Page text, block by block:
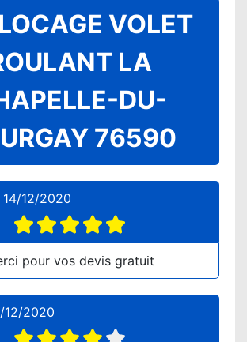
VOLET
LA
DU-
76590
14/12/2020
pour vos devis gratuit
12/2020